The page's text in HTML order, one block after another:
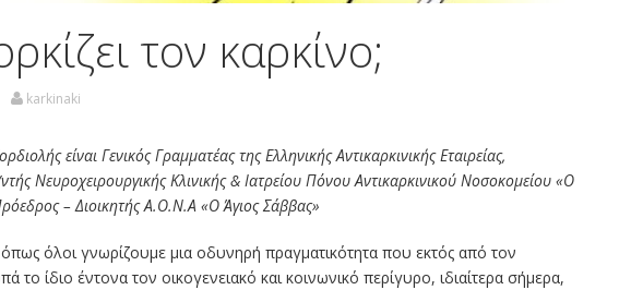
τον καρκίνο;
karkinaki
είναι Γενικός Γραμματέας της Ελληνικής Αντικαρκινικής Εταιρείας,
Νευροχειρουργικής Κλινικής & Ιατρείου Πόνου Αντικαρκινικού Νοσοκομείου «Ο
– Διοικητής Α.Ο.Ν.Α «Ο Άγιος Σάββας»
όπως όλοι γνωρίζουμε μια οδυνηρή πραγματικότητα που εκτός από τον
ίδιο έντονα τον οικογενειακό και κοινωνικό περίγυρο, ιδιαίτερα σήμερα,